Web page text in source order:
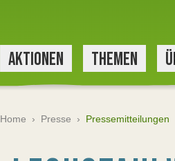
AKTIONEN THEMEN
Home › Presse › Pressemitteilungen